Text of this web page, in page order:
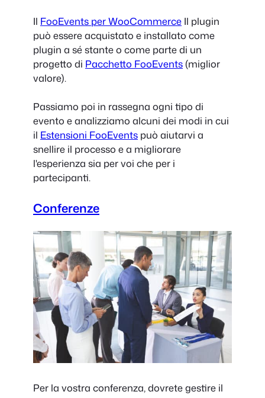
Il FooEvents per WooCommerce Il plugin
può essere acquistato e installato come
plugin a sé stante o come parte di un
progetto di Pacchetto FooEvents(miglior
valore).
Passiamo poi in rassegna ogni tipo di
evento e analizziamo alcuni dei modi in cui
il Estensioni FooEvents può aiutarvi a
snellire il processo e a migliorare
l'esperienza sia per voi che per i
partecipanti.
Conferenze
Per la vostra conferenza, dovrete gestire il